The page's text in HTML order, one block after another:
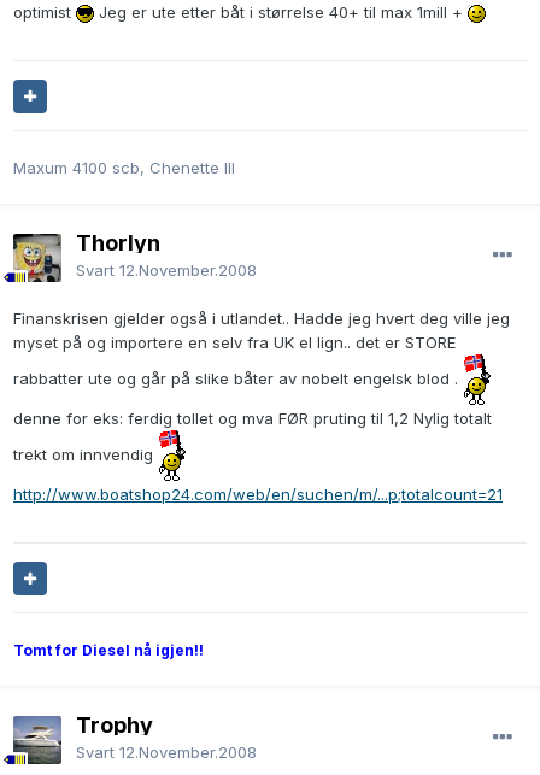
optimist
Jeg er ute etter båt i størrelse 40+ til max 1mill +
Maxum 4100 scb, Chenette III
Thorlyn
Svart 12.November.2008
Finanskrisen gjelder også i utlandet.. Hadde jeg hvert deg ville jeg
myset på og importere en selv fra UK el lign.. det er STORE
rabbatter ute og går på slike båter av nobelt engelsk blod .
denne for eks: ferdig tollet og mva FØR pruting til 1,2 Nylig totalt
trekt om innvendig
http://www.boatshop24.com/web/en/suchen/m/...p;totalcount=21
Tomt for Diesel nå igjen!!
Trophy
Svart 12.November.2008